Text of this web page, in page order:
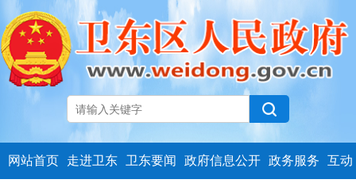
网站首页 走进卫东 卫东要闻 政府信息公开 政务服务 互动